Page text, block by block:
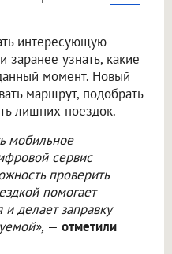
интересующую
заранее узнать, какие
момент. Новый
маршрут, подобрать
лишних поездок.
мобильное
сервис
проверить
помогает
делает заправку
— отметили